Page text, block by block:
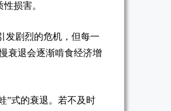
损害。
发剧烈的危机，但每一
衰退会逐渐啃食经济增
”式的衰退。若不及时